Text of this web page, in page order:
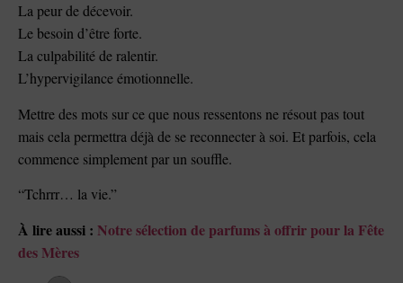
La peur de décevoir.
Le besoin d’être forte.
La culpabilité de ralentir.
L’hypervigilance émotionnelle.
Mettre des mots sur ce que nous ressentons ne résout pas tout
mais cela permettra déjà de se reconnecter à soi. Et parfois, cela
commence simplement par un souffle.
“Tchrrr… la vie.”
À lire aussi : Notre sélection de parfums à offrir pour la Fête
des Mères